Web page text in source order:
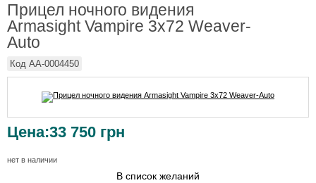
Прицел ночного видения
Armasight Vampire 3x72 Weaver-
Auto
Код AA-0004450
Цена:33 750 грн
нет в наличии
В список желаний